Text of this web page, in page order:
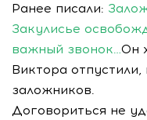
Ранее писали:
Закулисье
важный звонок…Он
Виктора
заложников.
Договориться не